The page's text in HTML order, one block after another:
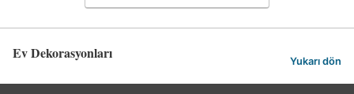
Ev Dekorasyonları Yukarı dön